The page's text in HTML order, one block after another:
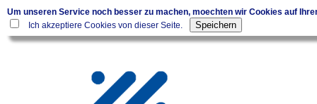
Um unseren Service noch besser zu machen, moechten wir Cookies auf
Ich akzeptiere Cookies von dieser Seite.